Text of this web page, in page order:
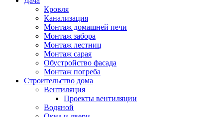
Кровля
Канализация
Монтаж домашней печи
Монтаж забора
Монтаж лестниц
Монтаж сарая
Обустройство фасада
Монтаж погреба
Строительство дома
Вентиляция
Проекты вентиляции
Водяной